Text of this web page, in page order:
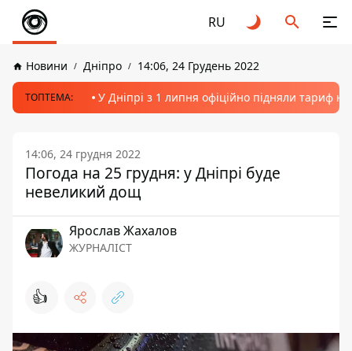
RU
Новини Дніпро 14:06, 24 Грудень 2022
ТОПТЕМА: У Дніпрі з 1 липня офіційно підняли тариф
14:06, 24 грудня 2022
Погода на 25 грудня: у Дніпрі буде
невеликий дощ
Ярослав Жахалов
ЖУРНАЛІСТ
👍